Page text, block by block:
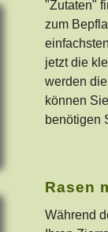
"Zutaten"
zum
jetzt die
werden
können
benötigen
Rasen
Während